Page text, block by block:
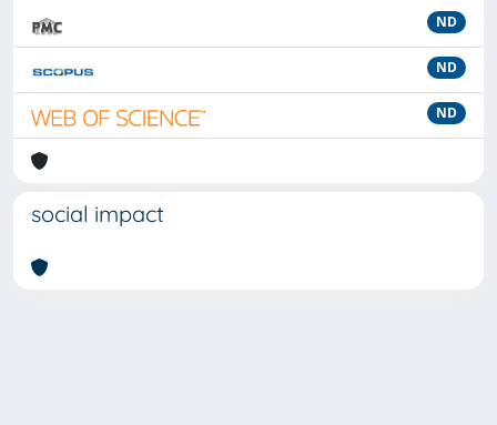
ND
ND
ND
social impact